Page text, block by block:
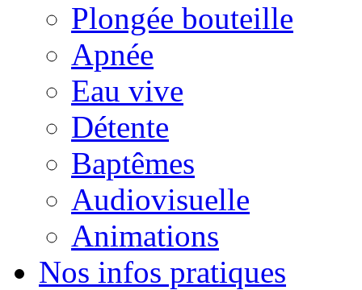
Plongée bouteille
Apnée
Eau vive
Détente
Baptêmes
Audiovisuelle
Animations
Nos infos pratiques